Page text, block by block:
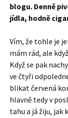
blogu. Denně
jídla, hodně
Vím, že tohle je
mám rád, ale
Když se pak
ve čtyři
blikat červená
hlavně tedy v
tahu a já žiju, jak